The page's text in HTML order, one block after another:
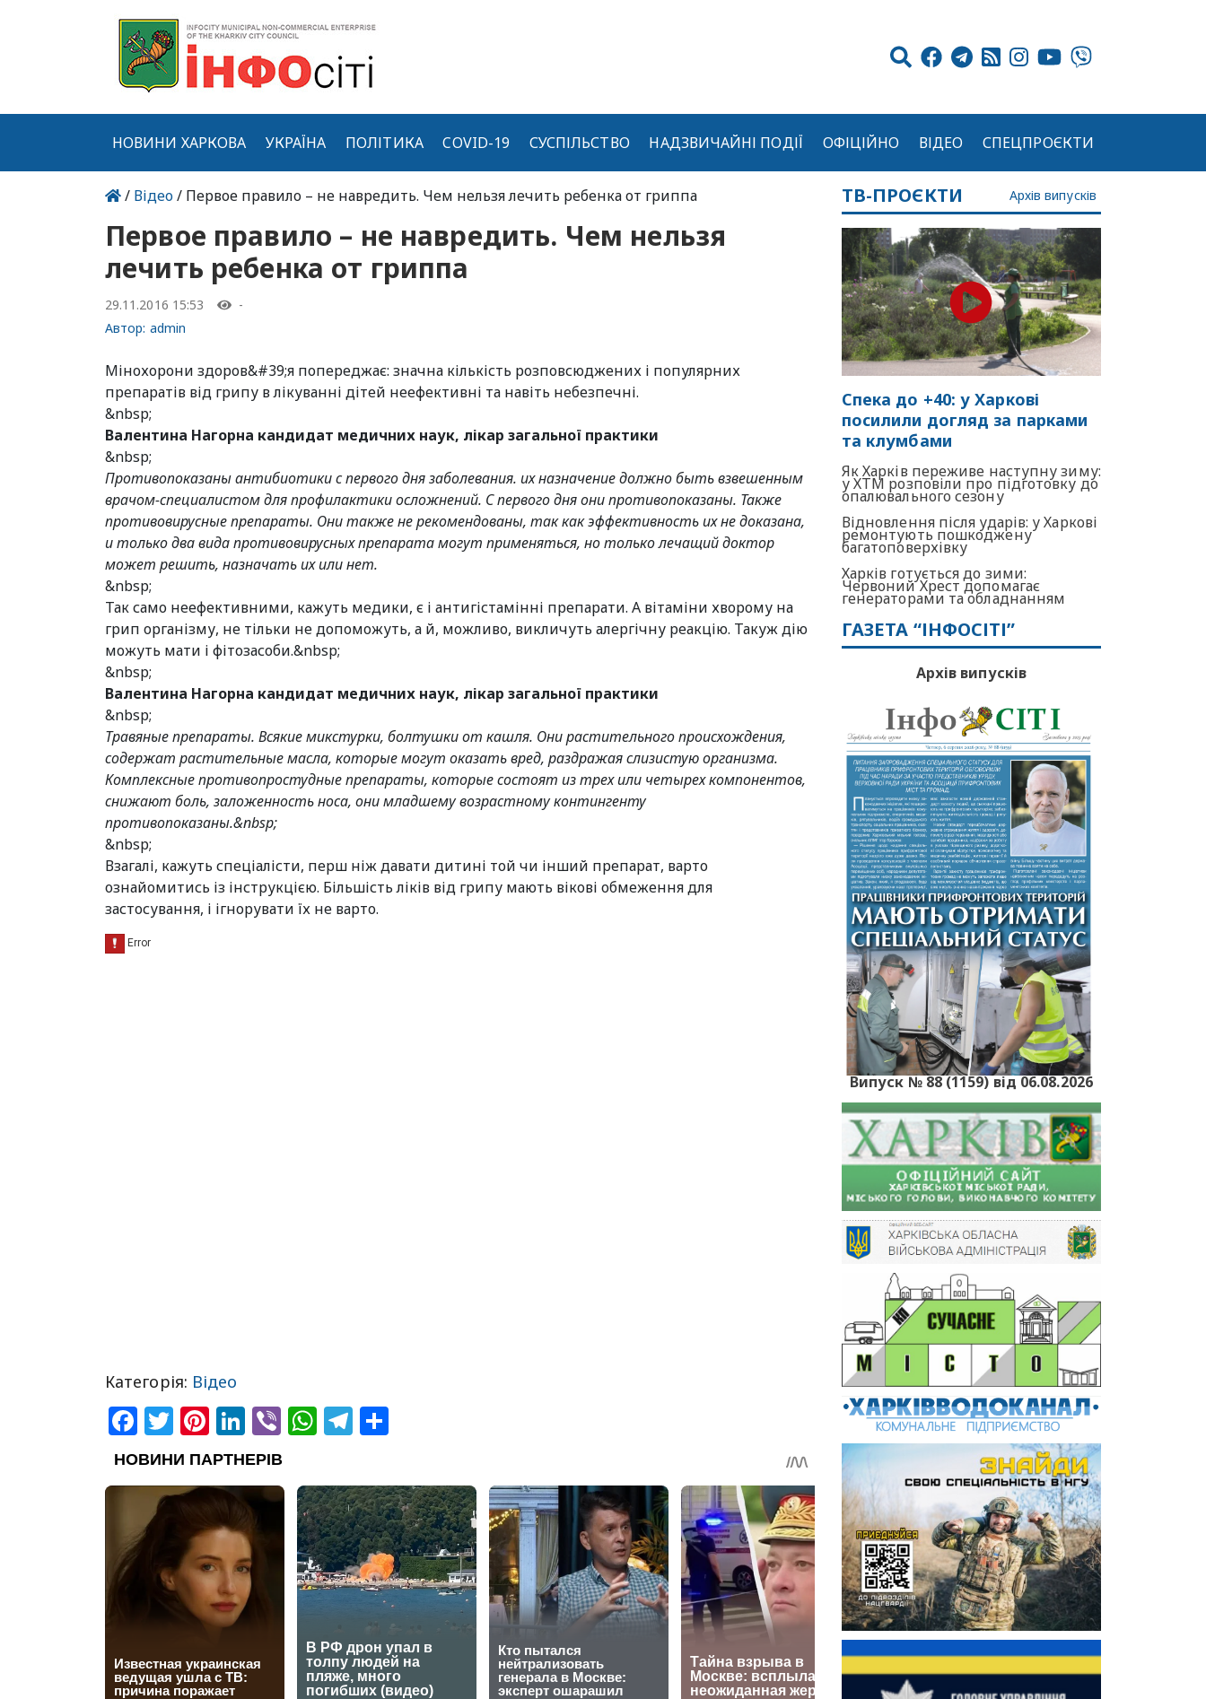
НОВИНИ ХАРКОВА УКРАЇНА ПОЛІТИКА COVID-19 СУСПІЛЬСТВО НАДЗВИЧАЙНІ ПОДІЇ ОФІЦІЙНО ВІДЕО СПЕЦПРОЄКТИ
/ Відео/ Первое правило – не навредить. Чем нельзя лечить ребенка от гриппа
Первое правило – не навредить. Чем нельзя
лечить ребенка от гриппа
29.11.2016 15:53
-
Автор: admin
Мінохорони здоров&#39;я попереджає: значна кількість розповсюджених і популярних
препаратів від грипу в лікуванні дітей неефективні та навіть небезпечні.
&nbsp;
Валентина Нагорна кандидат медичних наук, лікар загальної практики
&nbsp;
Противопоказаны антибиотики с первого дня заболевания. их назначение должно быть взвешенным
врачом-специалистом для профилактики осложнений. С первого дня они противопоказаны. Также
противовирусные препараты. Они также не рекомендованы, так как эффективность их не доказана,
и только два вида противовирусных препарата могут применяться, но только лечащий доктор
может решить, назначать их или нет.
&nbsp;
Так само неефективними, кажуть медики, є і антигістамінні препарати. А вітаміни хворому на
грип організму, не тільки не допоможуть, а й, можливо, викличуть алергічну реакцію. Такуж дію
можуть мати і фітозасоби.&nbsp;
&nbsp;
Валентина Нагорна кандидат медичних наук, лікар загальної практики
&nbsp;
Травяные препараты. Всякие микстурки, болтушки от кашля. Они растительного происхождения,
содержат растительные масла, которые могут оказать вред, раздражая слизистую организма.
Комплексные противопростудные препараты, которые состоят из трех или четырех компонентов,
снижают боль, заложенность носа, они младшему возрастному контингенту
противопоказаны.&nbsp;
&nbsp;
Взагалі, кажуть спеціалісти, перш ніж давати дитині той чи інший препарат, варто
ознайомитись із інструкцією. Більшість ліків від грипу мають вікові обмеження для
застосування, і ігнорувати їх не варто.
Категорія: Відео
Facebook
Twitter
Pinterest
LinkedIn
ViberWhatsApp
Telegram
ТВ-ПРОЄКТИ Архів випусків
Спека до +40: у Харкові
посилили догляд за парками
та клумбами
Як Харків переживе наступну зиму:
у ХТМ розповіли про підготовку до
опалювального сезону
Відновлення після ударів: у Харкові
ремонтують пошкоджену
багатоповерхівку
Харків готується до зими:
Червоний Хрест допомагає
генераторами та обладнанням
ГАЗЕТА “ІНФОСІТІ”
Архів випусків
Випуск № 88 (1159) від 06.08.2026